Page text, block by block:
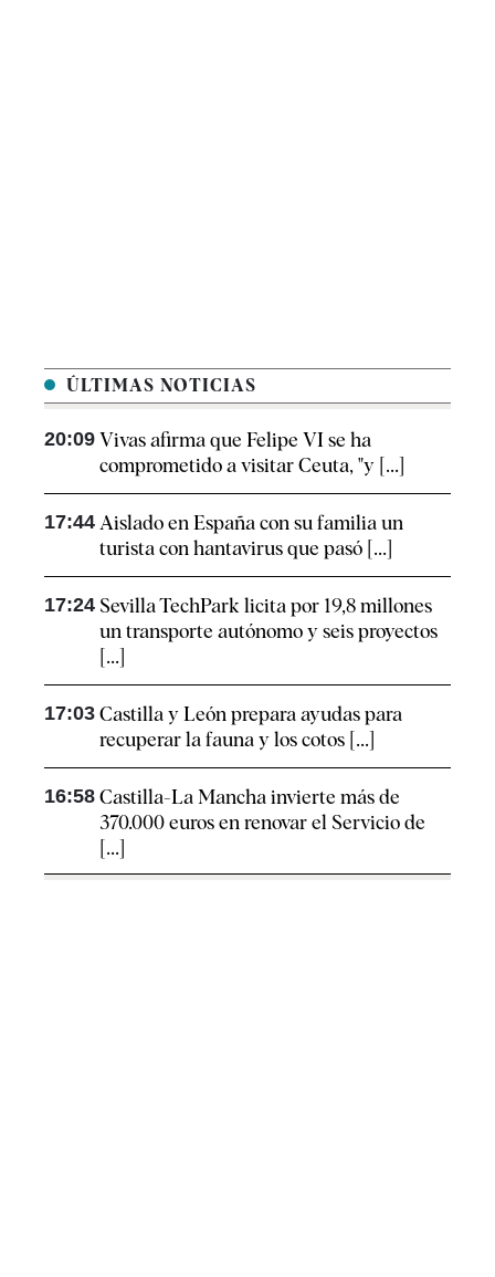
ÚLTIMAS NOTICIAS
20:09 Vivas afirma que Felipe VI se ha
comprometido a visitar Ceuta, "y [...]
17:44 Aislado en España con su familia un
turista con hantavirus que pasó [...]
17:24 Sevilla TechPark licita por 19,8 millones
un transporte autónomo y seis proyectos
[...]
17:03 Castilla y León prepara ayudas para
recuperar la fauna y los cotos [...]
16:58 Castilla-La Mancha invierte más de
370.000 euros en renovar el Servicio de
[...]